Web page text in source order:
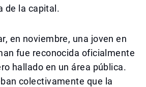
de la capital.
en noviembre, una joven en
fue reconocida oficialmente
hallado en un área pública.
colectivamente que la